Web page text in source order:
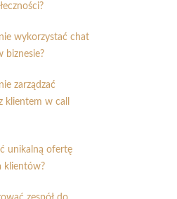
wykorzystać chat
biznesie?
zarządzać
klientem w call
unikalną ofertę
klientów?